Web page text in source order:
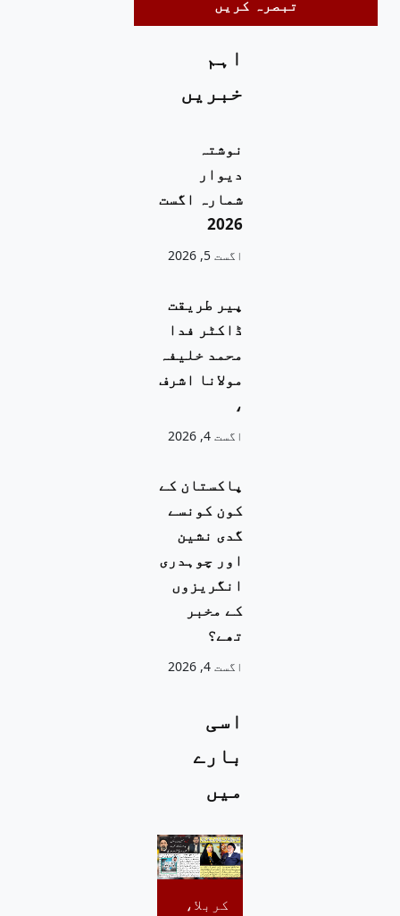
اہم
خبریں
نوشتہ
دیوار
شمارہ اگست
2026
اگست 5, 2026
پیر طریقت
ڈاکٹر فدا
محمد خلیفہ
مولانا اشرف
،
اگست 4, 2026
پاکستان کے
کون کونسے
گدی نشین
اور چوہدری
انگریزوں
کے مخبر
تھے؟
اگست 4, 2026
اسی
بارے
میں
کربلا،